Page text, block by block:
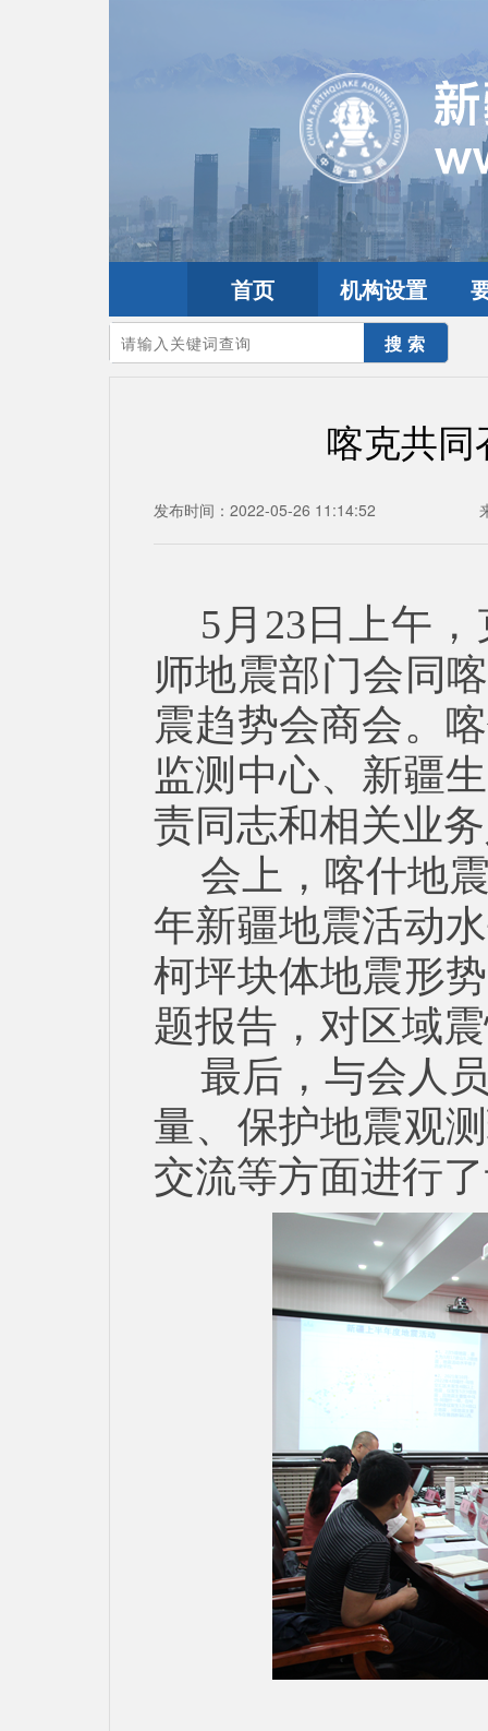
首页 机构设置
您的当前位置：首页>要闻动态
喀克共同
发布时间：2022-05-26 11:14:52
5月23日上午
师地震部门会同
震趋势会商会。
监测中心、新疆
责同志和相关业
会上，喀什地
年新疆地震活动
柯坪块体地震形
题报告，对区域
最后，与会人
量、保护地震观
交流等方面进行